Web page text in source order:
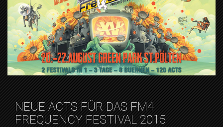
NEUE ACTS FÜR DAS FM4
FREQUENCY FESTIVAL 2015